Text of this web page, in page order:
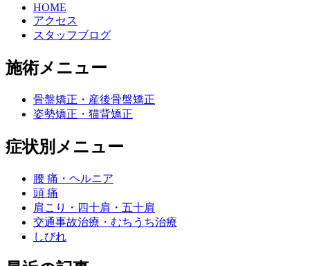
HOME
アクセス
スタッフブログ
施術メニュー
骨盤矯正・産後骨盤矯正
姿勢矯正・猫背矯正
症状別メニュー
腰 痛・ヘルニア
頭 痛
肩こり・四十肩・五十肩
交通事故治療・むちうち治療
しびれ